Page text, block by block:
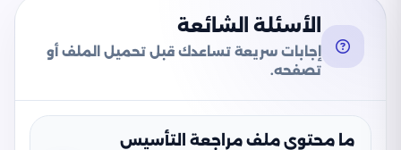
الأسئلة الشائعة
إجابات سريعة تساعدك قبل تحميل الملف أو
تصفحه.
ما محتوى ملف مراجعة التأسيس